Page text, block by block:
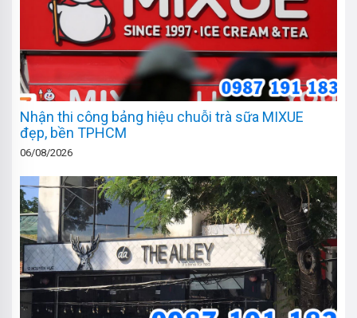
Nhận thi công bảng hiệu chuỗi trà sữa MIXUE
đẹp, bền TPHCM
06/08/2026